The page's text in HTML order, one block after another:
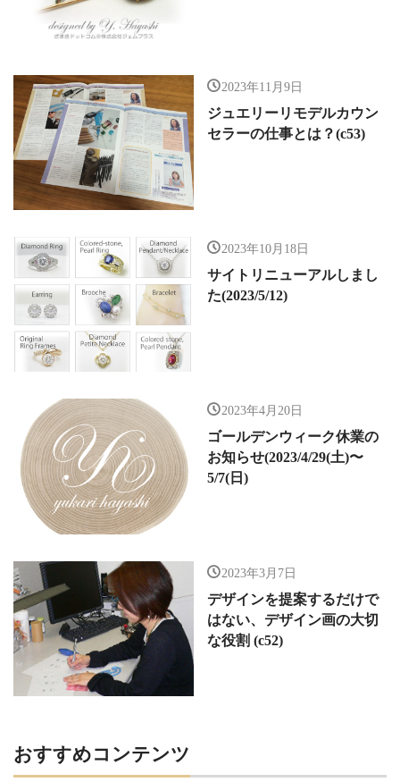
2023年11月9日
ジュエリーリモデルカウン
セラーの仕事とは？(c53)
2023年10月18日
サイトリニューアルしまし
た(2023/5/12)
2023年4月20日
ゴールデンウィーク休業の
お知らせ(2023/4/29(土)〜
5/7(日)
2023年3月7日
デザインを提案するだけで
はない、デザイン画の大切
な役割 (c52)
おすすめコンテンツ